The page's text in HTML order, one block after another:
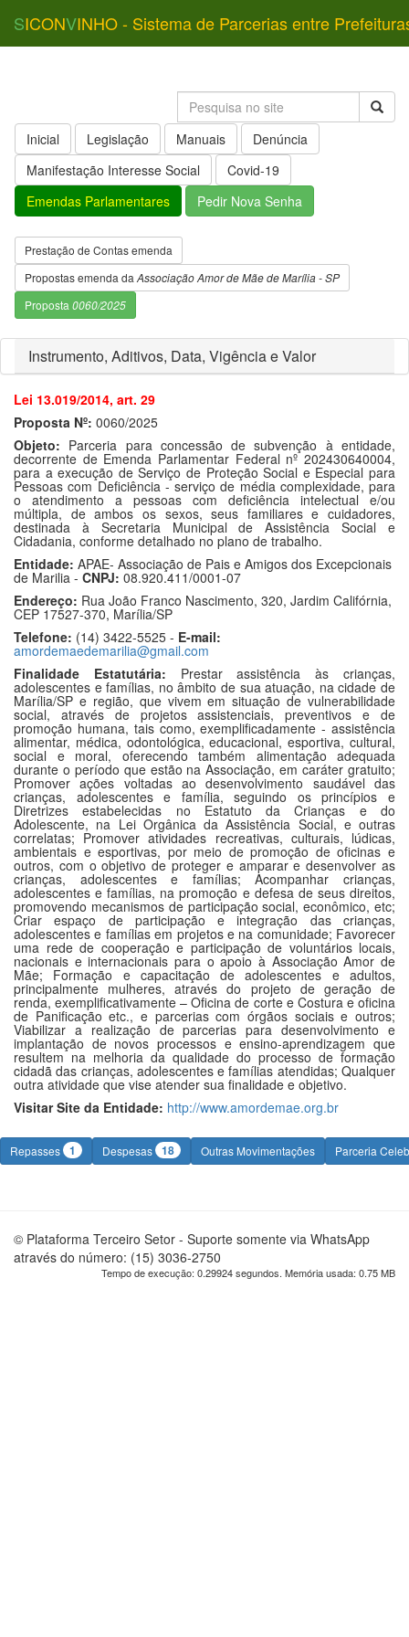
SICONVINHO - Sistema de Parcerias entre
Inicial Legislação Manuais
Denúncia
Manifestação Interesse Social
Covid-19
Emendas Parlamentares
Pedir Nova Senha
Prestação de Contas emenda
Propostas emenda da Associação Amor de Mãe de Marília - SP
Proposta 0060/2025
Instrumento, Aditivos, Data, Vigência e Valor
Lei 13.019/2014, art. 29
Proposta Nº: 0060/2025
Objeto: Parceria para concessão de subvenção à entidade,
decorrente de Emenda Parlamentar Federal nº 202430640004,
para a execução de Serviço de Proteção Social e Especial para
Pessoas com Deficiência - serviço de média complexidade, para
o atendimento a pessoas com deficiência intelectual e/ou
múltipla, de ambos os sexos, seus familiares e cuidadores,
destinada à Secretaria Municipal de Assistência Social e
Cidadania, conforme detalhado no plano de trabalho.
Entidade: APAE- Associação de Pais e Amigos dos Excepcionais
de Marilia - CNPJ: 08.920.411/0001-07
Endereço: Rua João Franco Nascimento, 320, Jardim Califórnia,
CEP 17527-370, Marília/SP
Telefone: (14) 3422-5525 - E-mail:
amordemaedemarilia@gmail.com
Finalidade Estatutária: Prestar assistência às crianças,
adolescentes e famílias, no âmbito de sua atuação, na cidade de
Marília/SP e região, que vivem em situação de vulnerabilidade
social, através de projetos assistenciais, preventivos e de
promoção humana, tais como, exemplificadamente - assistência
alimentar, médica, odontológica, educacional, esportiva, cultural,
social e moral, oferecendo também alimentação adequada
durante o período que estão na Associação, em caráter gratuito;
Promover ações voltadas ao desenvolvimento saudável das
crianças, adolescentes e família, seguindo os princípios e
Diretrizes estabelecidas no Estatuto da Crianças e do
Adolescente, na Lei Orgânica da Assistência Social, e outras
correlatas; Promover atividades recreativas, culturais, lúdicas,
ambientais e esportivas, por meio de promoção de oficinas e
outros, com o objetivo de proteger e amparar e desenvolver as
crianças, adolescentes e famílias; Acompanhar crianças,
adolescentes e famílias, na promoção e defesa de seus direitos,
promovendo mecanismos de participação social, econômico, etc;
Criar espaço de participação e integração das crianças,
adolescentes e famílias em projetos e na comunidade; Favorecer
uma rede de cooperação e participação de voluntários locais,
nacionais e internacionais para o apoio à Associação Amor de
Mãe; Formação e capacitação de adolescentes e adultos,
principalmente mulheres, através do projeto de geração de
renda, exemplificativamente – Oficina de corte e Costura e oficina
de Panificação etc., e parcerias com órgãos sociais e outros;
Viabilizar a realização de parcerias para desenvolvimento e
implantação de novos processos e ensino-aprendizagem que
resultem na melhoria da qualidade do processo de formação
cidadã das crianças, adolescentes e famílias atendidas; Qualquer
outra atividade que vise atender sua finalidade e objetivo.
Visitar Site da Entidade: http://www.amordemae.org.br
Repasses 1 Despesas 18 Outras Movimentações Parceria
© Plataforma Terceiro Setor - Suporte somente via WhatsApp
através do número: (15) 3036-2750
Tempo de execução: 0.29924 segundos. Memória usada: 0.75 MB